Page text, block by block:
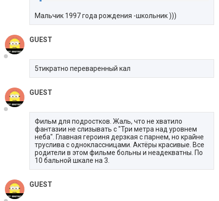
Мальчик 1997 года рождения -школьник )))
GUEST
5тикратно переваренный кал
GUEST
Фильм для подростков. Жаль, что не хватило
фантазии не слизывать с "Три метра над уровнем
неба". Главная героиня дерзкая с парнем, но крайне
труслива с одноклассницами. Актёры красивые. Все
родители в этом фильме больны и неадекватны. По
10 бальной шкале на 3.
GUEST